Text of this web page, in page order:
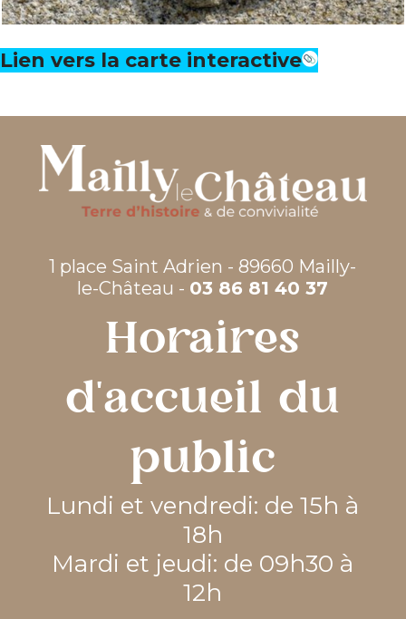
Lien vers la carte interactive
1 place Saint Adrien - 89660 Mailly-
le-Château - 03 86 81 40 37
Horaires
d'accueil du
public
Lundi et vendredi: de 15h à
18h
Mardi et jeudi: de 09h30 à
12h